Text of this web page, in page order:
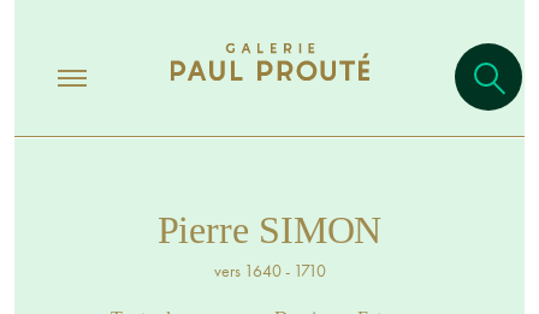
Pierre SIMON
vers 1640 - 1710